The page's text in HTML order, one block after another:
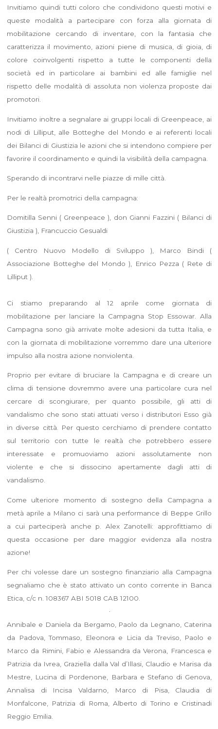
Invitiamo quindi tutti coloro che condividono questi motivi e
queste modalità a partecipare con forza alla giornata di
mobilitazione cercando di inventare, con la fantasia che
caratterizza il movimento, azioni piene di musica, di gioia, di
colore coinvolgenti rispetto a tutte le componenti della
società ed in particolare ai bambini ed alle famiglie nel
rispetto delle modalità di assoluta non violenza proposte dai
promotori.
Invitiamo inoltre a segnalare ai gruppi locali di Greenpeace, ai
nodi di Lilliput, alle Botteghe del Mondo e ai referenti locali
dei Bilanci di Giustizia le azioni che si intendono compiere per
favorire il coordinamento e quindi la visibilità della campagna.
Sperando di incontrarvi nelle piazze di mille città.
Per le realtà promotrici della campagna:
Domitilla Senni ( Greenpeace ), don Gianni Fazzini ( Bilanci di
Giustizia ), Francuccio Gesualdi
( Centro Nuovo Modello di Sviluppo ), Marco Bindi (
Associazione Botteghe del Mondo ), Enrico Pezza ( Rete di
Lilliput ).
Ci stiamo preparando al 12 aprile come giornata di
mobilitazione per lanciare la Campagna Stop Essowar. Alla
Campagna sono già arrivate molte adesioni da tutta Italia, e
con la giornata di mobilitazione vorremmo dare una ulteriore
impulso alla nostra azione nonviolenta.
Proprio per evitare di bruciare la Campagna e di creare un
clima di tensione dovremmo avere una particolare cura nel
cercare di scongiurare, per quanto possibile, gli atti di
vandalismo che sono stati attuati verso i distributori Esso già
in diverse città. Per questo cerchiamo di prendere contatto
sul territorio con tutte le realtà che potrebbero essere
interessate e promuoviamo azioni assolutamente non
violente e che si dissocino apertamente dagli atti di
vandalismo.
Come ulteriore momento di sostegno della Campagna a
metà aprile a Milano ci sarà una performance di Beppe Grillo
a cui parteciperà anche p. Alex Zanotelli: approfittiamo di
questa occasione per dare maggior evidenza alla nostra
azione!
Per chi volesse dare un sostegno finanziario alla Campagna
segnaliamo che è stato attivato un conto corrente in Banca
Etica, c/c n. 108367 ABI 5018 CAB 12100.
Annibale e Daniela da Bergamo, Paolo da Legnano, Caterina
da Padova, Tommaso, Eleonora e Licia da Treviso, Paolo e
Marco da Rimini, Fabio e Alessandra da Verona, Francesca e
Patrizia da Ivrea, Graziella dalla Val d’Illasi, Claudio e Marisa da
Mestre, Lucina di Pordenone, Barbara e Stefano di Genova,
Annalisa di Incisa Valdarno, Marco di Pisa, Claudia di
Monfalcone, Patrizia di Roma, Alberto di Torino e Cristinadi
Reggio Emilia.